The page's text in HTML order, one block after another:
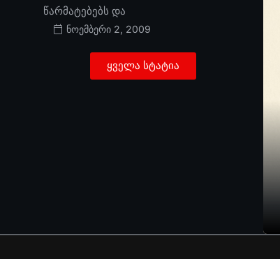
წარმატებებს და
ნოემბერი 2, 2009
ყველა სტატია